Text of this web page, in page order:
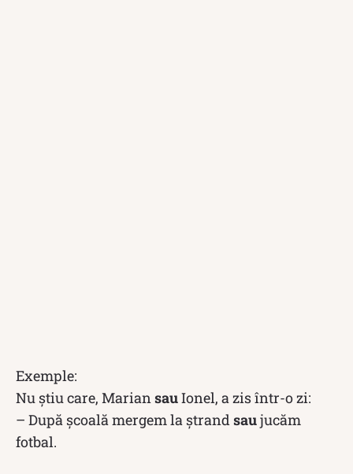
Exemple:
Nu știu care, Marian sauIonel, a zis într-o zi:
– După școală mergem la ștrand saujucăm
fotbal.